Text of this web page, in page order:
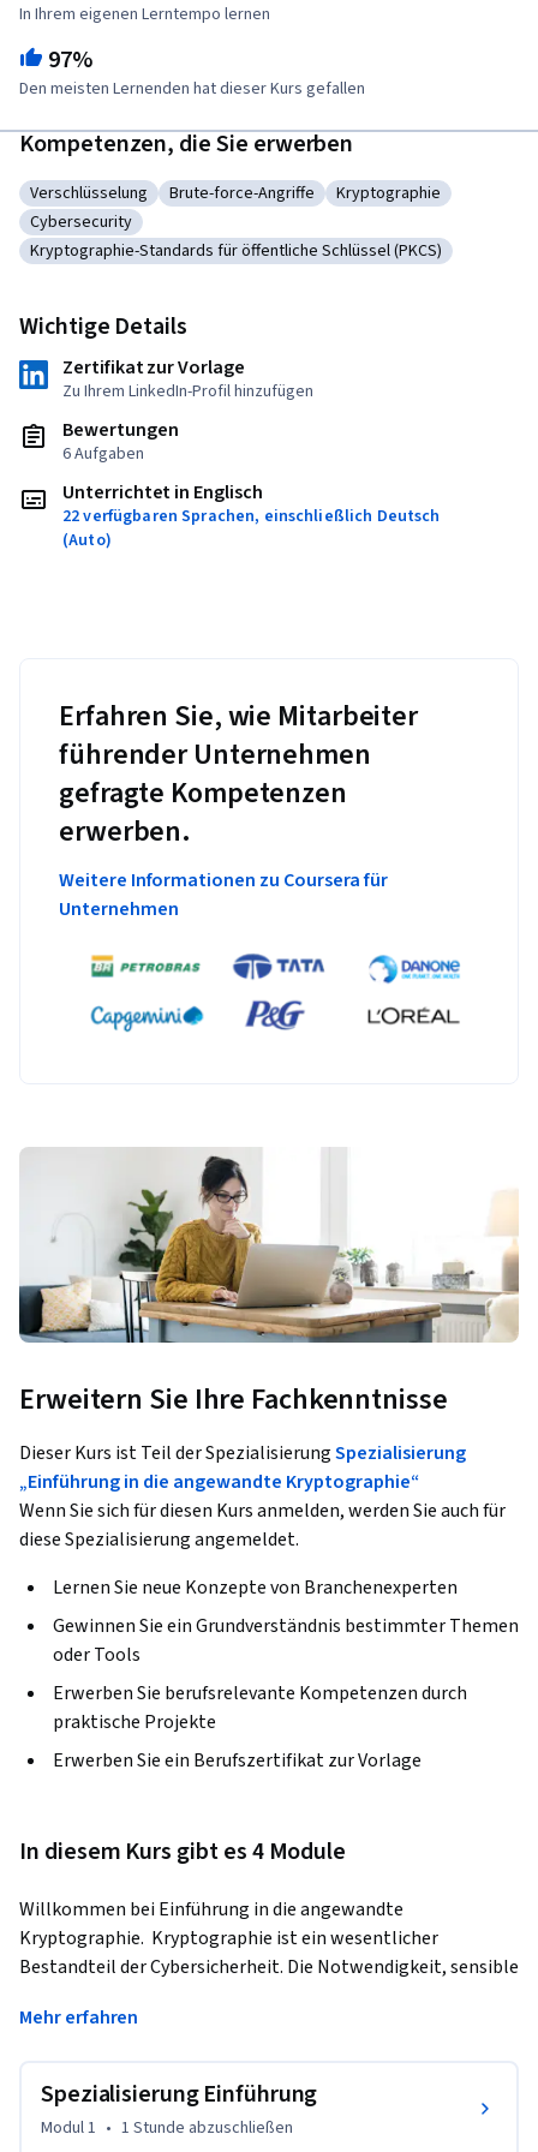
In Ihrem eigenen Lerntempo lernen
97%
Den meisten Lernenden hat dieser Kurs gefallen
Kompetenzen, die Sie erwerben
Kategorie: Verschlüsselung
Verschlüsselung Kategorie: Brute-force-Angriffe
Brute-force-Angriffe Kategorie:
Kryptographie
Kategorie: Cybersecurity
Cybersecurity
Kategorie: Kryptographie-Standards für öffentliche Schlüssel
Kryptographie-Standards für öffentliche Schlüssel (PKCS)
Wichtige Details
Zertifikat zur Vorlage
Zu Ihrem LinkedIn-Profil hinzufügen
Bewertungen
6 Aufgaben
Unterrichtet in Englisch
22 verfügbaren Sprachen, einschließlich Deutsch
(Auto)
Erfahren Sie, wie Mitarbeiter
führender Unternehmen
gefragte Kompetenzen
erwerben.
Weitere Informationen zu Coursera für
Unternehmen
Erweitern Sie Ihre Fachkenntnisse
Dieser Kurs ist Teil der SpezialisierungSpezialisierung
„Einführung in die angewandte Kryptographie“
Wenn Sie sich für diesen Kurs anmelden, werden Sie auch für
diese Spezialisierung angemeldet.
Lernen Sie neue Konzepte von Branchenexperten
Gewinnen Sie ein Grundverständnis bestimmter Themen
oder Tools
Erwerben Sie berufsrelevante Kompetenzen durch
praktische Projekte
Erwerben Sie ein Berufszertifikat zur Vorlage
In diesem Kurs gibt es 4 Module
Willkommen bei Einführung in die angewandte
Kryptographie.  Kryptographie ist ein wesentlicher
Bestandteil der Cybersicherheit. Die Notwendigkeit, sensible
Kontrollprozesse zu gewährleisten, hat dazu geführt, dass
Informationstechnologie eine große Rolle spielen.  Laut
Symantec, dem weltweit größten Anbieter von
Sicherheitssoftware, wird die Nachfrage nach Jobs im
Mehr erfahren
Spezialisierung Einführung
Modul 1 • 1 Stunde abzuschließen